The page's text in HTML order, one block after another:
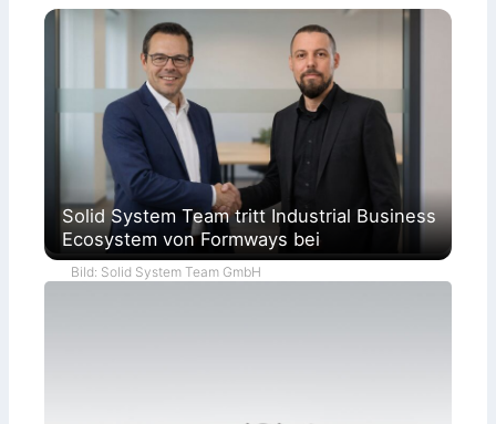
Solid System Team tritt Industrial Business
Ecosystem von Formways bei
Bild: Solid System Team GmbH